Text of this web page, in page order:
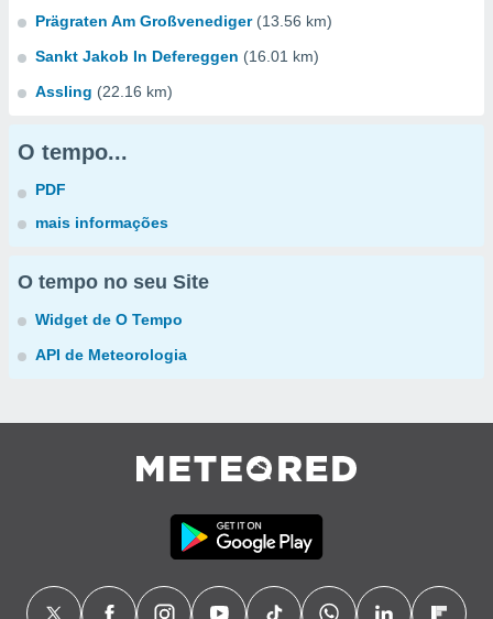
Prägraten Am Großvenediger (13.56 km)
Sankt Jakob In Defereggen (16.01 km)
Assling (22.16 km)
O tempo...
PDF
mais informações
O tempo no seu Site
Widget de O Tempo
API de Meteorologia